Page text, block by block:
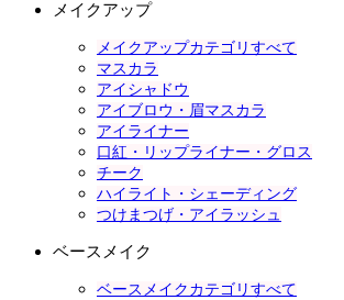
メイクアップ
メイクアップカテゴリすべて
マスカラ
アイシャドウ
アイブロウ・眉マスカラ
アイライナー
口紅・リップライナー・グロス
チーク
ハイライト・シェーディング
つけまつげ・アイラッシュ
ベースメイク
ベースメイクカテゴリすべて